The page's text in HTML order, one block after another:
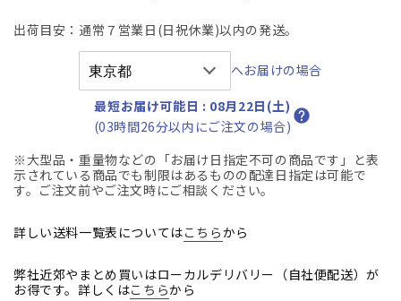
し
ャ
ス
ー
ン
バ
し
レ
タ
ン
ャ
ス
ー
ン
バ
出荷目安：通常７営業日(日祝休業)以内の発送。
へお届けの場合
最短お届け可能日 : 08月22日(土)
(03時間26分以内にご注文の場合)
※大型品・重量物などの「お届け日指定不可の商品です」と表
示されている商品でも制限はあるものの配達日指定は可能で
す。ご注文前やご注文時にご相談ください。
詳しい送料一覧表についてはこちらから
弊社近郊やまとめ買いはローカルデリバリー（自社便配送）が
お得です。詳しくはこちらから